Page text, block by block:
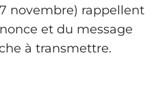
novembre) rappellent
et du message
à transmettre.